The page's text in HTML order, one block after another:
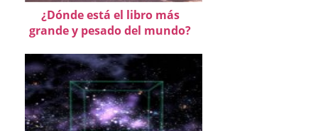
¿Dónde está el libro más
grande y pesado del mundo?